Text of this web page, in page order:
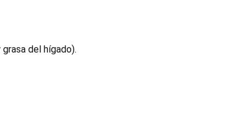
del hígado).